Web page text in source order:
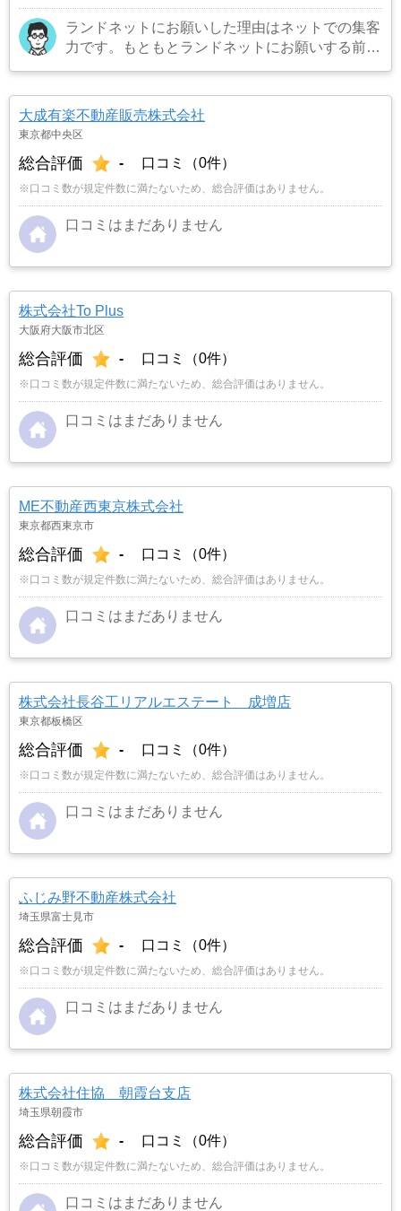
ランドネットにお願いした理由はネットでの集客
力です。もともとランドネットにお願いする前は
場がないことで地元の不動産屋では取り扱っても
らえませんでした。そこでそれまでに取引があ
した。 …もっと見る
大成有楽不動産販売株式会社
東京都中央区
総合評価 - 口コミ（0件）
※口コミ数が規定件数に満たないため、総合評価はありません。
口コミはまだありません
株式会社To Plus
大阪府大阪市北区
総合評価 - 口コミ（0件）
※口コミ数が規定件数に満たないため、総合評価はありません。
口コミはまだありません
ME不動産西東京株式会社
東京都西東京市
総合評価 - 口コミ（0件）
※口コミ数が規定件数に満たないため、総合評価はありません。
口コミはまだありません
株式会社長谷工リアルエステート 成増店
東京都板橋区
総合評価 - 口コミ（0件）
※口コミ数が規定件数に満たないため、総合評価はありません。
口コミはまだありません
ふじみ野不動産株式会社
埼玉県富士見市
総合評価 - 口コミ（0件）
※口コミ数が規定件数に満たないため、総合評価はありません。
口コミはまだありません
株式会社住協 朝霞台支店
埼玉県朝霞市
総合評価 - 口コミ（0件）
※口コミ数が規定件数に満たないため、総合評価はありません。
口コミはまだありません